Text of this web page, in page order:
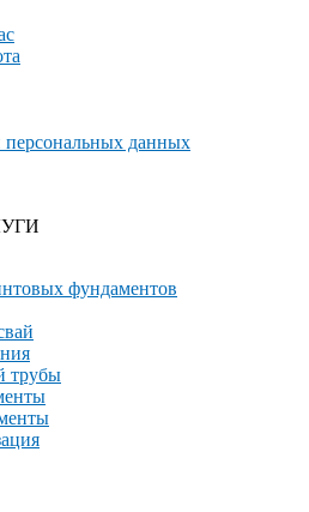
персональных данных
фундаментов
трубы